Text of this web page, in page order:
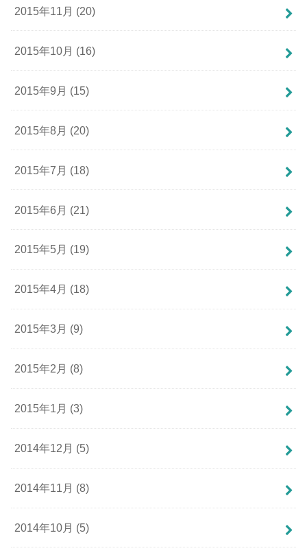
2015年11月 (20)
2015年10月 (16)
2015年9月 (15)
2015年8月 (20)
2015年7月 (18)
2015年6月 (21)
2015年5月 (19)
2015年4月 (18)
2015年3月 (9)
2015年2月 (8)
2015年1月 (3)
2014年12月 (5)
2014年11月 (8)
2014年10月 (5)